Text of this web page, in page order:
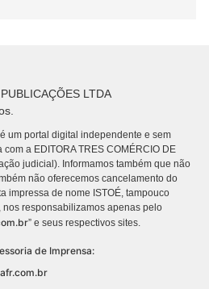
LTDA
um portal digital independente e sem
a EDITORA TRES COMÉRCIO DE
judicial). Informamos também que não
não oferecemos cancelamento do
impressa de nome ISTOÉ, tampouco
responsabilizamos apenas pelo
” e seus respectivos sites.
de Imprensa: